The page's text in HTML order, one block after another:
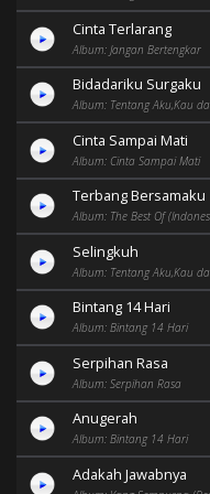
Cinta Terlarang
Album: Jangan Bertengkar
Bidadariku Surgaku
Album: Tentang Aku,Kau
Cinta Sampai Mati
Album: Cinta Sampai Mati
Terbang Bersamaku
Album: The Best Of
Selingkuh
Album: Tentang Aku,Kau
Bintang 14 Hari
Album: Bintang 14 Hari
Serpihan Rasa
Album: Serpihan Rasa
Anugerah
Album: Bintang 14 Hari
Adakah Jawabnya